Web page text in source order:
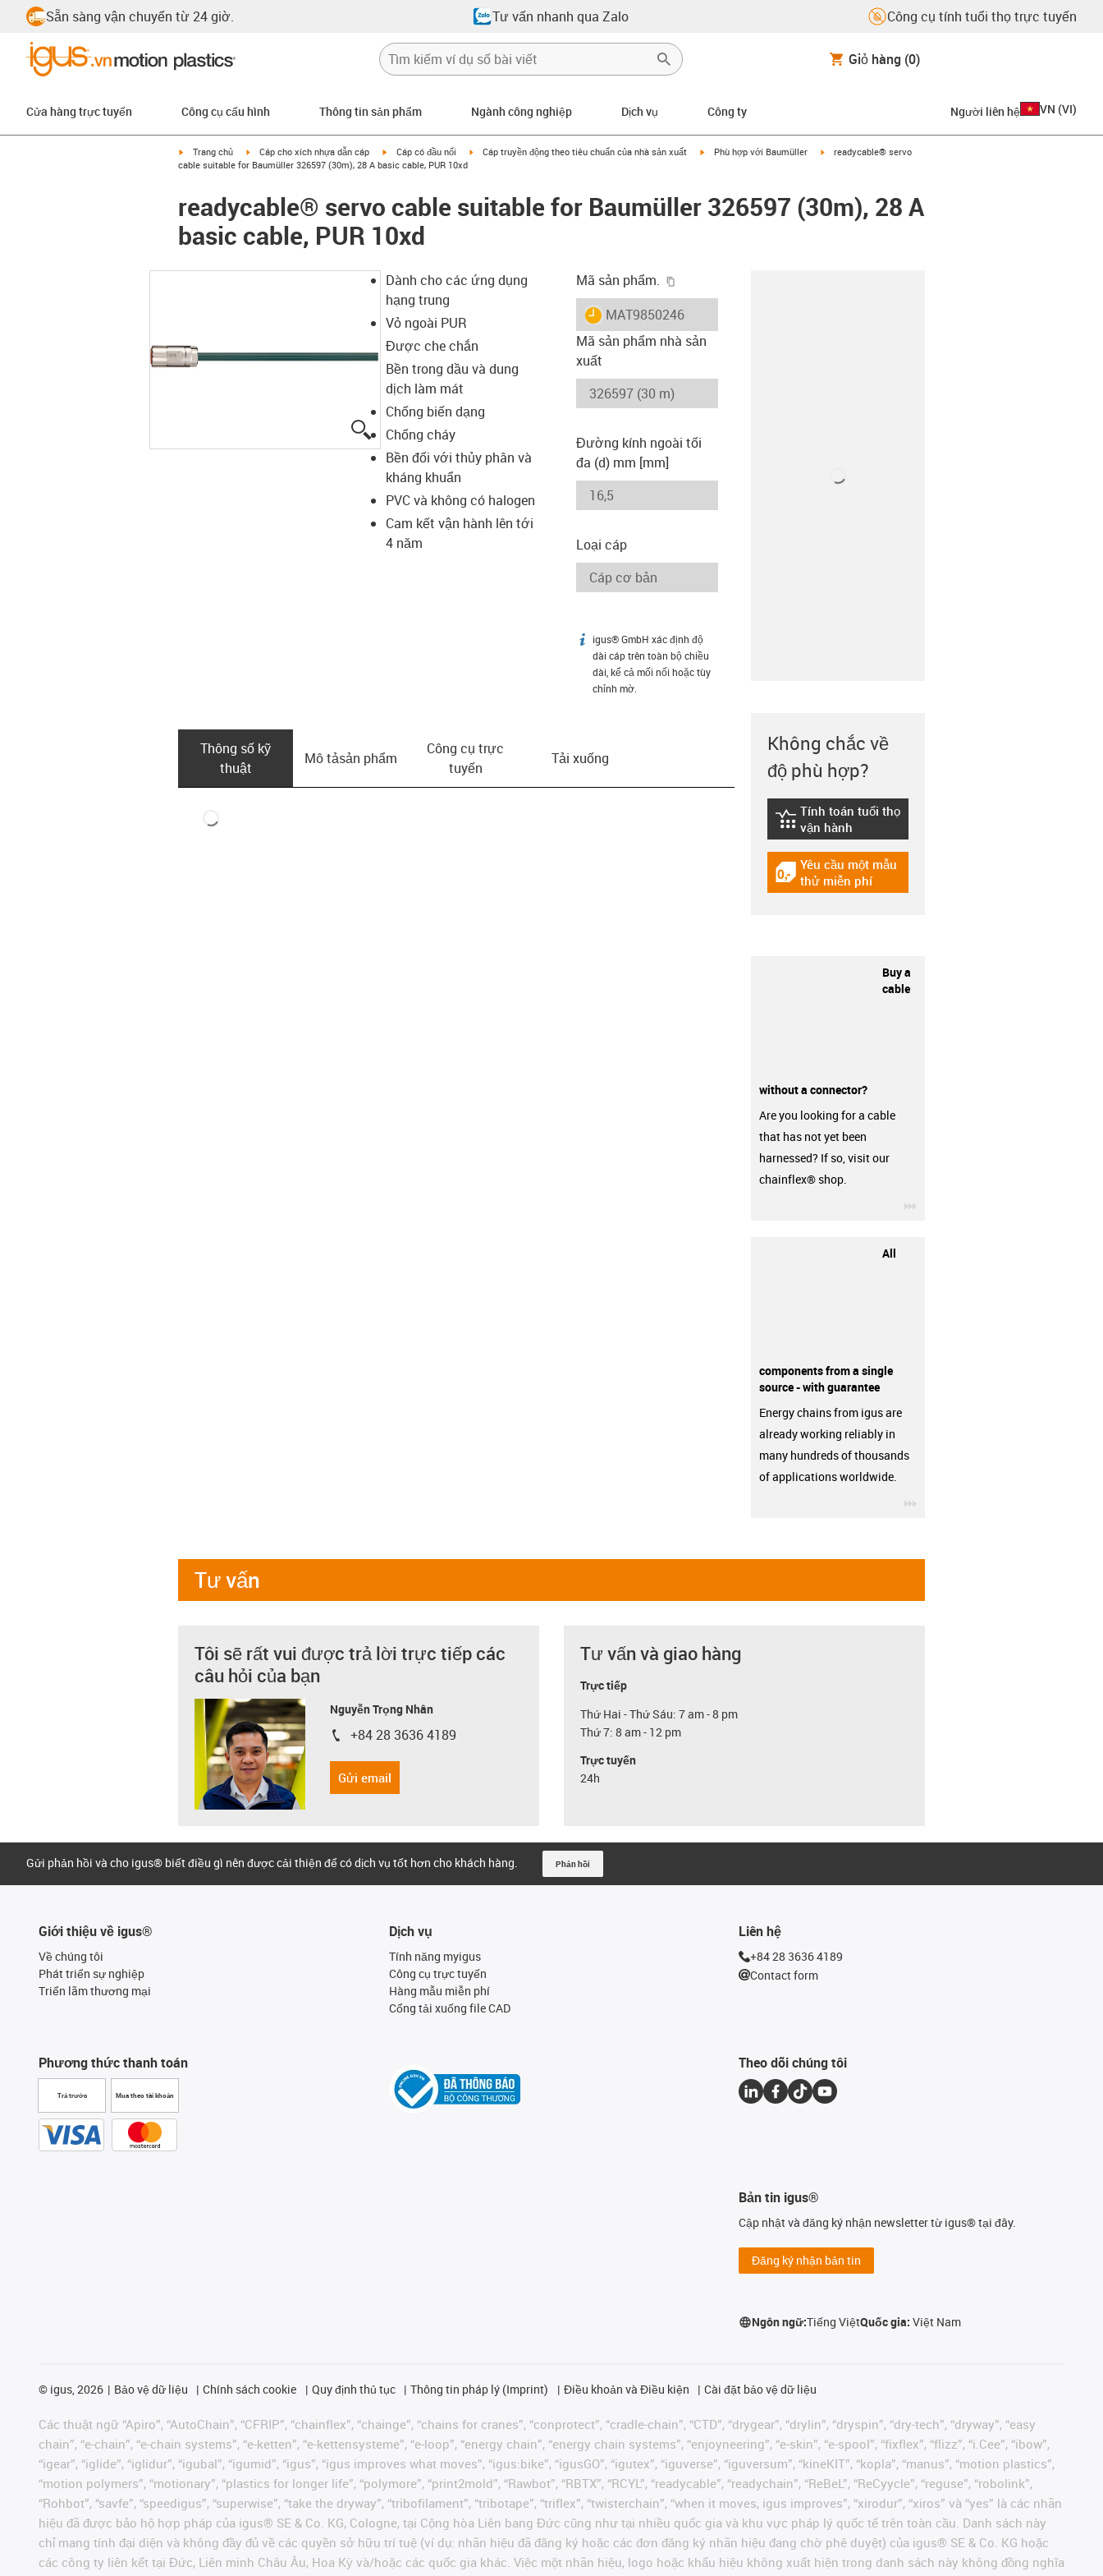
Sẵn sàng vận chuyển từ 24 giờ. Tư vấn nhanh qua Zalo Công cụ tính tuổi thọ trực tuyến
Giỏ hàng (0)
Cửa hàng trực tuyến Công cụ cấu hình Thông tin sản phẩm Ngành công nghiệp Dịch vụ Công ty Người liên hệ VN (VI)
igus-icon-arrow-right
Trang chủ igus-icon-arrow-right
Cáp cho xích nhựa dẫn cáp igus-icon-arrow-right
Cáp có đầu nối igus-icon-arrow-right
Cáp truyền động theo tiêu chuẩn của nhà sản xuất igus-icon-arrow-right
Phù hợp với Baumüller igus-icon-arrow-right
readycable® servo
cable suitable for Baumüller 326597 (30m), 28 A basic cable, PUR 10xd
readycable® servo cable suitable for Baumüller 326597 (30m), 28 A
basic cable, PUR 10xd
igus-icon-lupe
Dành cho các ứng dụng
hạng trung
Vỏ ngoài PUR
Được che chắn
Bền trong dầu và dung
dịch làm mát
Chống biến dạng
Chống cháy
Bền đối với thủy phân và
kháng khuẩn
PVC và không có halogen
Cam kết vận hành lên tới
4 năm
Mã sản phẩm.
igus-icon-lieferzeit
MAT9850246
Mã sản phẩm nhà sản
xuất
Đường kính ngoài tối
đa (d) mm [mm]
Loại cáp
igus-icon-info
igus® GmbH xác định độ
dài cáp trên toàn bộ chiều
dài, kể cả mối nối hoặc tùy
chỉnh mờ.
Thông số kỹ
thuật
Mô tả­sản phẩm
Công cụ trực
tuyến
Tải xuống
Không chắc về
độ phù hợp?
igus-icon-lebensdauerrechner
Tính toán tuổi thọ
vận hành
igus-icon-gratismuster
Yêu cầu một mẫu
thử miễn phí
Buy a
cable
without a connector?
Are you looking for a cable
that has not yet been
harnessed? If so, visit our
chainflex® shop.
All
components from a single
source - with guarantee
Energy chains from igus are
already working reliably in
many hundreds of thousands
of applications worldwide.
Tư vấn
Tôi sẽ rất vui được trả lời trực tiếp các
câu hỏi của bạn
Nguyễn Trọng Nhân
igus-icon-phone
+84 28 3636 4189
Gửi email
Tư vấn và giao hàng
Trực tiếp
Thứ Hai - Thứ Sáu: 7 am - 8 pm
Thứ 7: 8 am - 12 pm
Trực tuyến
24h
Gửi phản hồi và cho igus® biết điều gì nên được cải thiện để có dịch vụ tốt hơn cho khách hàng. Phản hồi
Giới thiệu về igus®
Về chúng tôi
Phát triển sự nghiệp
Triển lãm thương mại
Phương thức thanh toán
Trả trước Mua theo tài khoản
Dịch vụ
Tính năng myigus
Công cụ trực tuyến
Hàng mẫu miễn phí
Cổng tải xuống file CAD
Liên hệ
+84 28 3636 4189
Contact form
Theo dõi chúng tôi
Bản tin igus®
Cập nhật và đăng ký nhận newsletter từ igus® tại đây.
Đăng ký nhận bản tin
Ngôn ngữ:Tiếng ViệtQuốc gia:Việt Nam
© igus, 2026 Bảo vệ dữ liệu Chính sách cookie Quy định thủ tục Thông tin pháp lý (Imprint) Điều khoản và Điều kiện Cài đặt bảo vệ dữ liệu
Các thuật ngữ “Apiro”, “AutoChain”, “CFRIP”, “chainflex”, “chainge”, “chains for cranes”, “conprotect”, “cradle-chain”, “CTD”, “drygear”, “drylin”, “dryspin”, “dry-tech”, “dryway”, “easy
chain”, “e-chain”, “e-chain systems”, “e-ketten”, “e-kettensysteme”, “e-loop”, “energy chain”, “energy chain systems”, “enjoyneering”, “e-skin”, “e-spool”, “fixflex”, “flizz”, “i.Cee”, “ibow”,
“igear”, “iglide”, “iglidur”, “igubal”, “igumid”, “igus”, “igus improves what moves”, “igus:bike”, “igusGO”, “igutex”, “iguverse”, “iguversum”, “kineKIT”, “kopla”, “manus”, “motion plastics”,
“motion polymers”, “motionary”, “plastics for longer life”, “polymore”, “print2mold”, “Rawbot”, “RBTX”, “RCYL”, “readycable”, “readychain”, “ReBeL”, “ReCyycle”, “reguse”, “robolink”,
“Rohbot”, “savfe”, “speedigus”, “superwise”, “take the dryway”, “tribofilament”, “tribotape”, “triflex”, “twisterchain”, “when it moves, igus improves”, “xirodur”, “xiros” và “yes” là các nhãn
hiệu đã được bảo hộ hợp pháp của igus® SE & Co. KG, Cologne, tại Cộng hòa Liên bang Đức cũng như tại nhiều quốc gia và khu vực pháp lý quốc tế trên toàn cầu. Danh sách này
chỉ mang tính đại diện và không đầy đủ về các quyền sở hữu trí tuệ (ví dụ: nhãn hiệu đã đăng ký hoặc các đơn đăng ký nhãn hiệu đang chờ phê duyệt) của igus® SE & Co. KG hoặc
các công ty liên kết tại Đức, Liên minh Châu Âu, Hoa Kỳ và/hoặc các quốc gia khác. Việc một nhãn hiệu, logo hoặc khẩu hiệu không xuất hiện trong danh sách này không đồng nghĩa